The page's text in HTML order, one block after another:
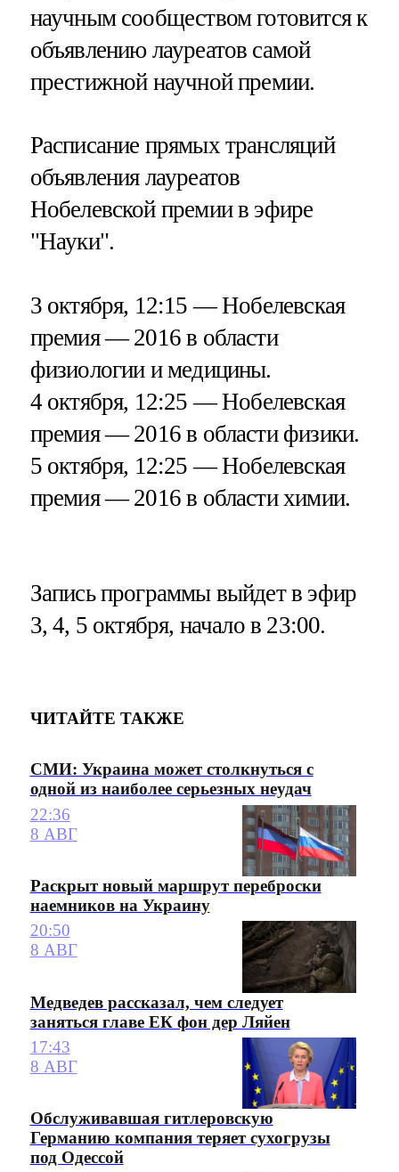
научным сообществом готовится к
объявлению лауреатов самой
престижной научной премии.
Расписание прямых трансляций
объявления лауреатов
Нобелевской премии в эфире
"Науки".
3 октября, 12:15 — Нобелевская
премия — 2016 в области
физиологии и медицины.
4 октября, 12:25 — Нобелевская
премия — 2016 в области физики.
5 октября, 12:25 — Нобелевская
премия — 2016 в области химии.
Запись программы выйдет в эфир
3, 4, 5 октября, начало в 23:00.
ЧИТАЙТЕ ТАКЖЕ
СМИ: Украина может столкнуться с
одной из наиболее серьезных неудач
22:36
8 АВГ
Раскрыт новый маршрут переброски
наемников на Украину
20:50
8 АВГ
Медведев рассказал, чем следует
заняться главе ЕК фон дер Ляйен
17:43
8 АВГ
Обслуживавшая гитлеровскую
Германию компания теряет сухогрузы
под Одессой